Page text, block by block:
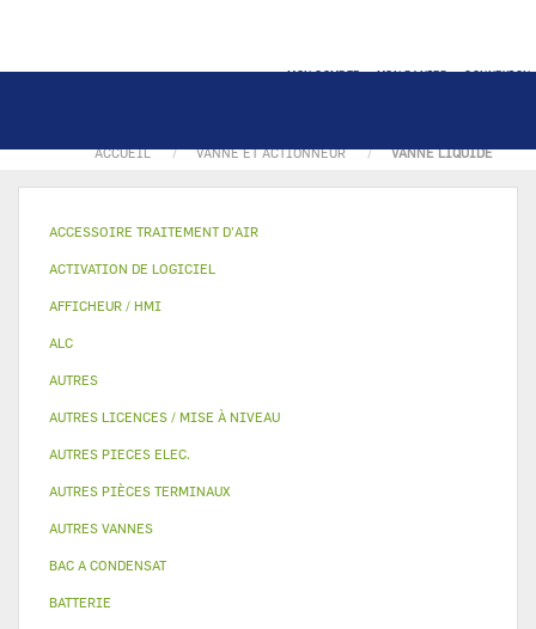
MON COMPTE MON PANIER CONNEXION
ACCUEIL VANNE ET ACTIONNEUR VANNE LIQUIDE
ACCESSOIRE TRAITEMENT D’AIR
ACTIVATION DE LOGICIEL
AFFICHEUR / HMI
ALC
AUTRES
AUTRES LICENCES / MISE À NIVEAU
AUTRES PIECES ELEC.
AUTRES PIÈCES TERMINAUX
AUTRES VANNES
BAC A CONDENSAT
BATTERIE